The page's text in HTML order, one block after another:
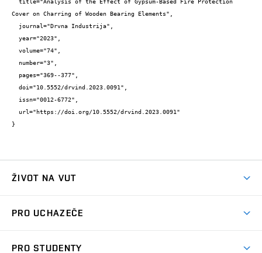
Cover on Charring of Wooden Bearing Elements",
}
ŽIVOT NA VUT
Koleje
PRO UCHAZEČE
PRO STUDENTY